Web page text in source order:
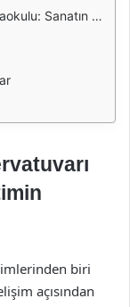
Buluşma Noktası
biri
açısından